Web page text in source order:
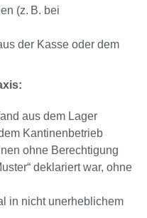
(z. B. bei
der Kasse oder dem
aus dem Lager
Kantinenbetrieb
ohne Berechtigung
deklariert war, ohne
in nicht unerheblichem